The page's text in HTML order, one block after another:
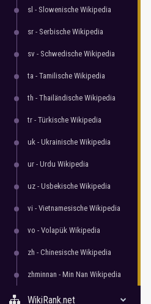
sl - Slowenische Wikipedia
sr - Serbische Wikipedia
sv - Schwedische Wikipedia
ta - Tamilische Wikipedia
th - Thailändische Wikipedia
tr - Türkische Wikipedia
uk - Ukrainische Wikipedia
ur - Urdu Wikipedia
uz - Usbekische Wikipedia
vi - Vietnamesische Wikipedia
vo - Volapük Wikipedia
zh - Chinesische Wikipedia
zhminnan - Min Nan Wikipedia
WikiRank.net